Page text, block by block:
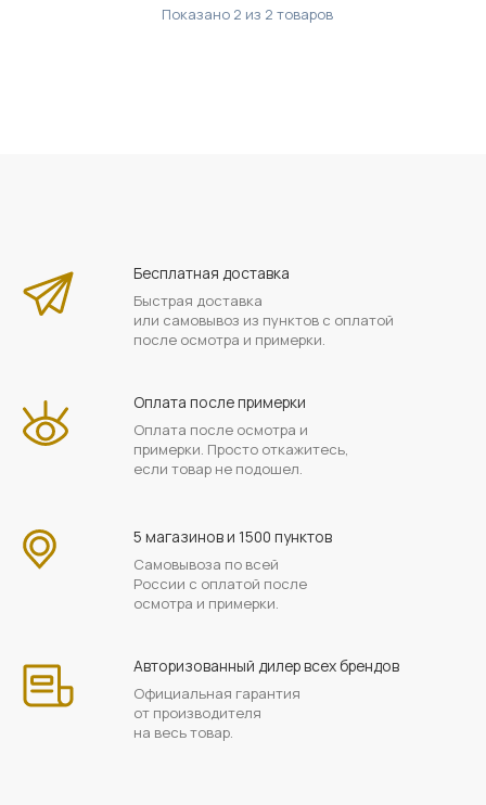
Показано 2 из 2 товаров
Бесплатная доставка
Быстрая доставка
или самовывоз из пунктов с оплатой
после осмотра и примерки.
Оплата после примерки
Оплата после осмотра и
примерки. Просто откажитесь,
если товар не подошел.
5 магазинов и 1500 пунктов
Самовывоза по всей
России с оплатой после
осмотра и примерки.
Авторизованный дилер всех брендов
Официальная гарантия
от производителя
на весь товар.